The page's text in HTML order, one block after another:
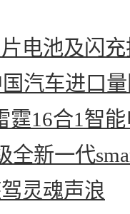
电池及闪
汽车进口
霆16合1智
全新一代
灵魂声浪